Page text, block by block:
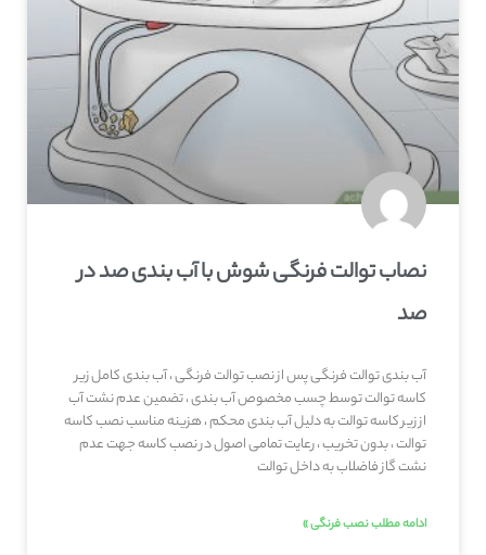
نصاب توالت فرنگی شوش با آب بندی صد در
صد
آب بندی توالت فرنگی پس از نصب توالت فرنگی ، آب بندی کامل زیر
کاسه توالت توسط چسب مخصوص آب بندی ، تضمین عدم نشت آب
از زیر کاسه توالت به دلیل آب بندی محکم ، هزینه مناسب نصب کاسه
توالت ، بدون تخریب ، رعایت تمامی اصول در نصب کاسه جهت عدم
نشت گاز فاضلاب به داخل توالت
ادامه مطلب نصب فرنگی »